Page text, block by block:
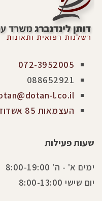
072-3952005
088652921
l.co.il
העצמאות 85 אשדוד מרכז פרימק
שעות פעילות
ימים א' - ה' 8:00-19:00
יום שישי 8:00-13:00